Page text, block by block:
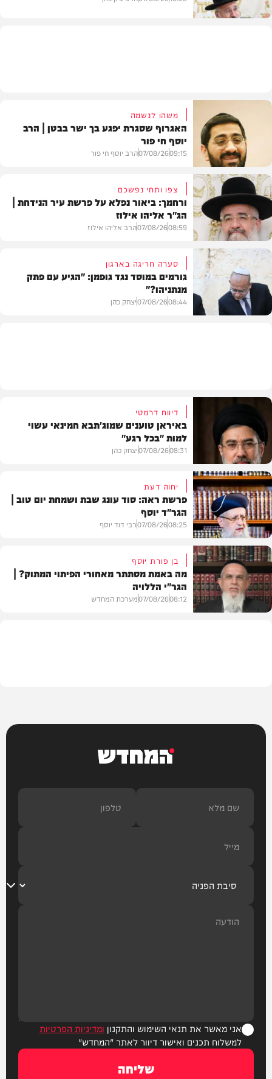
וידאו
משהו לנשמה
האגרוף שסגרת יפגע בך ישר בבטן | הרב
יוסף חי פור
09:15
07/08/26הרב יוסף חי פור
וידאו
צפו ותחי נפשכם
ורחמך: ביאור נפלא על פרשת עיר הנידחת |
הג"ר אליהו אילוז
08:59
07/08/26הרב אליהו אילוז
סערה חריגה בארגון
גורמים במוסד נגד גופמן: "הגיע עם פתק
מנתניהו?"
08:44
07/08/26יצחק כהן
חדשות
דיווח דרמטי
באיראן טוענים שמוג'תבא חמינאי עשוי
למות "בכל רגע"
08:31
07/08/26יצחק כהן
וידאו
יחוה דעת
פרשת ראה: סוד עונג שבת ושמחת יום טוב |
הגר"ד יוסף
08:25
07/08/26רבי דוד יוסף
בן פורת יוסף
מה באמת מסתתר מאחורי הפיתוי המתוק? |
הגר"י הללויה
08:12
07/08/26מערכת המחדש
המחדש
אני מאשר את תנאי השימוש והתקנון ומדיניות הפרטיות
למשלוח תכנים ואישור דיוור לאתר "המחדש"
שליחה